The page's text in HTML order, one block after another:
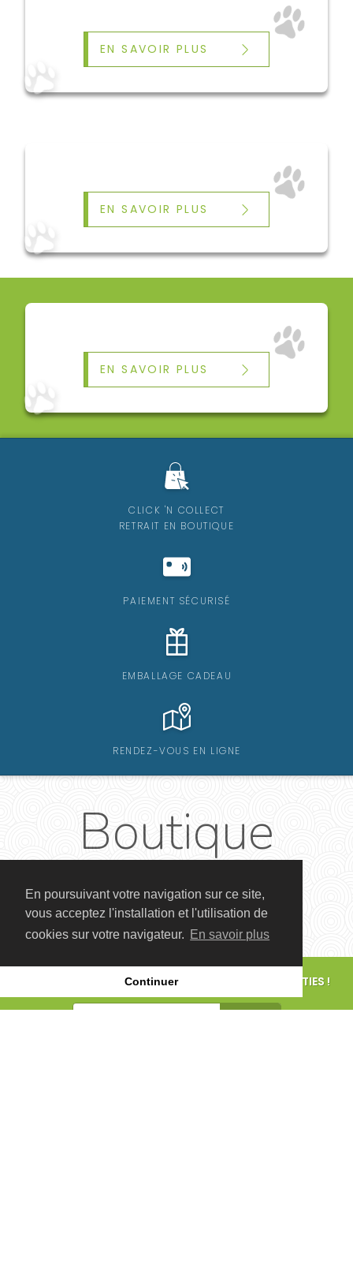
En poursuivant votre navigation sur ce site,
vous acceptez l'installation et l'utilisation de
cookies sur votre navigateur. En savoir plus
Continuer
EN SAVOIR PLUS
EN SAVOIR PLUS
EN SAVOIR PLUS
CLICK 'N COLLECT
RETRAIT EN BOUTIQUE
PAIEMENT SÉCURISÉ
EMBALLAGE CADEAU
RENDEZ-VOUS EN LIGNE
Boutique
POUR CONNAÎTRE LES FUTURS ÉVÉNEMENTS ET SORTIES !